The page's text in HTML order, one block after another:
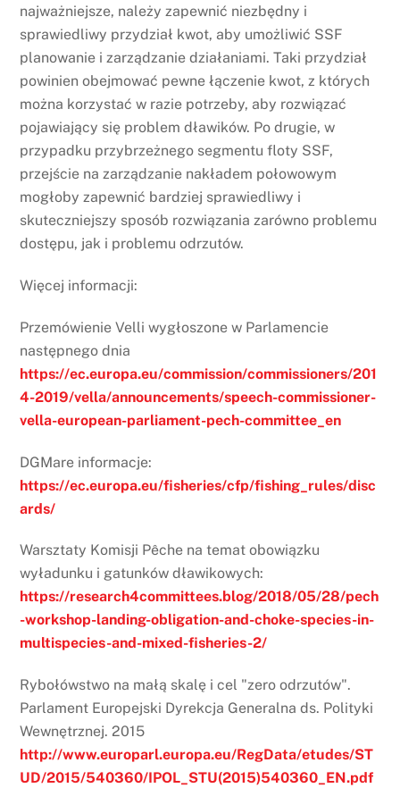
najważniejsze, należy zapewnić niezbędny i
sprawiedliwy przydział kwot, aby umożliwić SSF
planowanie i zarządzanie działaniami. Taki przydział
powinien obejmować pewne łączenie kwot, z których
można korzystać w razie potrzeby, aby rozwiązać
pojawiający się problem dławików. Po drugie, w
przypadku przybrzeżnego segmentu floty SSF,
przejście na zarządzanie nakładem połowowym
mogłoby zapewnić bardziej sprawiedliwy i
skuteczniejszy sposób rozwiązania zarówno problemu
dostępu, jak i problemu odrzutów.
Więcej informacji:
Przemówienie Velli wygłoszone w Parlamencie
następnego dnia
https://ec.europa.eu/commission/commissioners/201
4-2019/vella/announcements/speech-commissioner-
vella-european-parliament-pech-committee_en
DGMare informacje:
https://ec.europa.eu/fisheries/cfp/fishing_rules/disc
ards/
Warsztaty Komisji Pêche na temat obowiązku
wyładunku i gatunków dławikowych:
https://research4committees.blog/2018/05/28/pech
-workshop-landing-obligation-and-choke-species-in-
multispecies-and-mixed-fisheries-2/
Rybołówstwo na małą skalę i cel "zero odrzutów".
Parlament Europejski Dyrekcja Generalna ds. Polityki
Wewnętrznej. 2015
http://www.europarl.europa.eu/RegData/etudes/ST
UD/2015/540360/IPOL_STU(2015)540360_EN.pdf